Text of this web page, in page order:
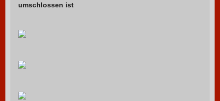
umschlossen ist